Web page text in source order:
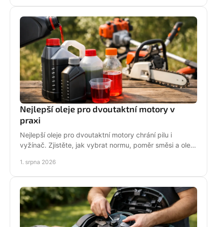
Nejlepší oleje pro dvoutaktní motory v
praxi
Nejlepší oleje pro dvoutaktní motory chrání pilu i
vyžínač. Zjistěte, jak vybrat normu, poměr směsi a olej
1. srpna 2026